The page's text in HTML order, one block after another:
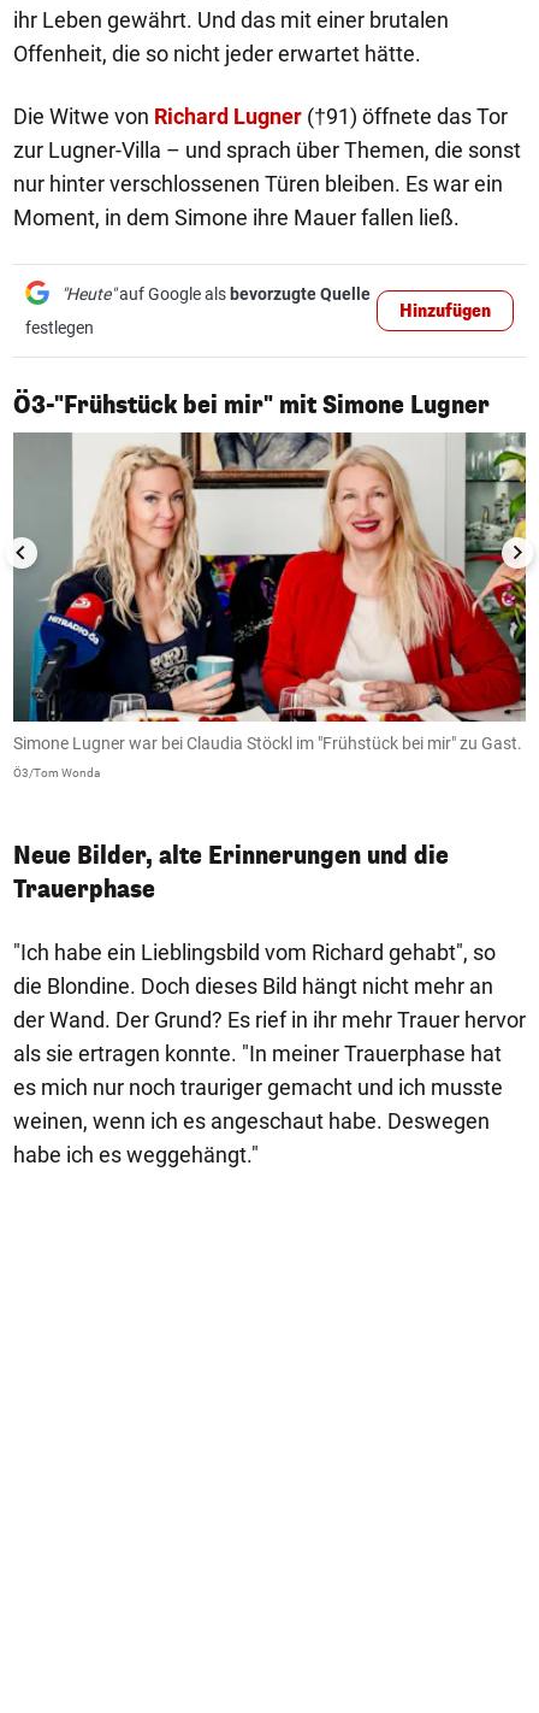
ihr Leben gewährt. Und das mit einer brutalen
Offenheit, die so nicht jeder erwartet hätte.
Die Witwe von Richard Lugner (†91) öffnete das Tor
zur Lugner-Villa – und sprach über Themen, die sonst
nur hinter verschlossenen Türen bleiben. Es war ein
Moment, in dem Simone ihre Mauer fallen ließ.
"Heute"auf Google als bevorzugte Quelle
festlegen
Hinzufügen
Ö3-"Frühstück bei mir" mit Simone Lugner
1/10
Simone Lugner war bei Claudia Stöckl im "Frühstück bei mir" zu Gast.
Ö3/Tom Wonda
Neue Bilder, alte Erinnerungen und die
Trauerphase
"Ich habe ein Lieblingsbild vom Richard gehabt", so
die Blondine. Doch dieses Bild hängt nicht mehr an
der Wand. Der Grund? Es rief in ihr mehr Trauer hervor
als sie ertragen konnte. "In meiner Trauerphase hat
es mich nur noch trauriger gemacht und ich musste
weinen, wenn ich es angeschaut habe. Deswegen
habe ich es weggehängt."